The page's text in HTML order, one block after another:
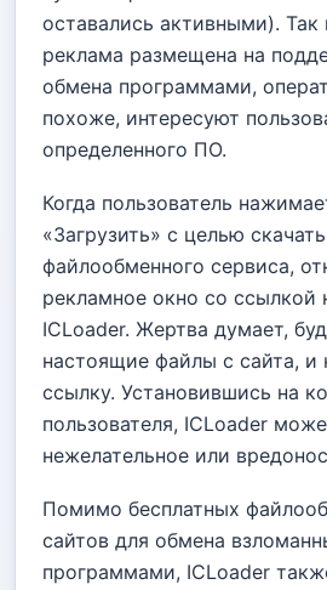
оставались активными). Так
реклама размещена на
обмена программами,
похоже, интересуют
определенного ПО.
Когда пользователь
«Загрузить» с целью
файлообменного сервиса,
рекламное окно со ссылкой
ICLoader. Жертва думает,
настоящие файлы с сайта, и
ссылку. Установившись на
пользователя, ICLoader
нежелательное или
Помимо бесплатных
сайтов для обмена
программами, ICLoader